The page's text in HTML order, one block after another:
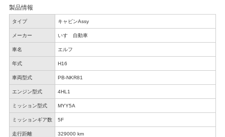
製品情報
タイプ キャビンAssy
メーカー いすゞ自動車
車名 エルフ
年式 H16
車両型式 PB-NKR81
エンジン型式 4HL1
ミッション型式 MYY5A
ミッションギア数 5F
走行距離 329000 km